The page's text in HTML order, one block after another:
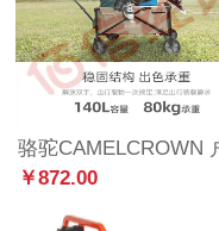
￥872.00